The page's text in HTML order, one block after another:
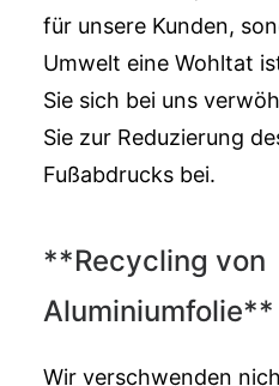
für unsere Kunden,
Umwelt eine Wohltat
Sie sich bei uns
Sie zur Reduzierung
Fußabdrucks bei.
**Recycling von
Aluminiumfolie**
Wir verschwenden